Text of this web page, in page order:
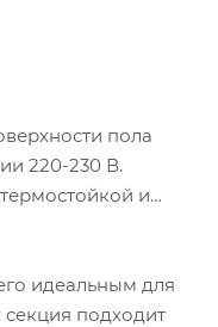
пола
220-230 В.
и
идеальным для
подходит